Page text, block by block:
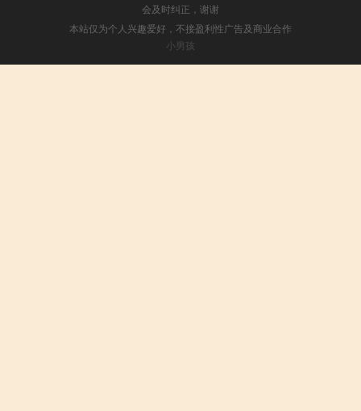
会及时纠正，谢谢
本站仅为个人兴趣爱好，不接盈利性广告及商业合作
小男孩